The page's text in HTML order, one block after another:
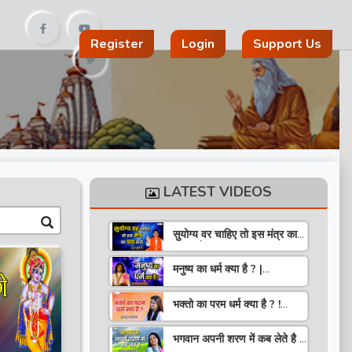
Register Login
Support Us
LATEST VIDEOS
सुयोग्य वर चाहिए तो इस मंत्र का
पाठ करो ! Speech ! Pujya
Stuti Ji
मनुष्य का धर्म क्या है ? |
Aniruddhacharya Ji
Maharaj
भक्तो का परम धर्म क्या है ? !
Pravachan ! Pujya
Krishna Priya Ji
भगवान अपनी शरण में कब लेते है ?